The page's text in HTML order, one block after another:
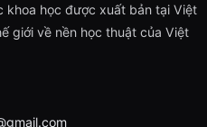
học được xuất bản tại Việt
giới về nền học thuật của Việt